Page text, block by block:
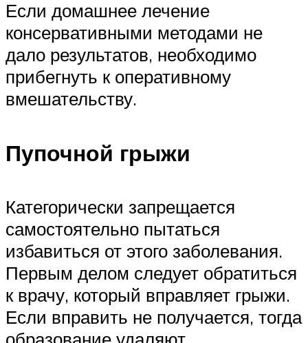
Если домашнее лечение
консервативными методами не
дало результатов, необходимо
прибегнуть к оперативному
вмешательству.
Пупочной грыжи
Категорически запрещается
самостоятельно пытаться
избавиться от этого заболевания.
Первым делом следует обратиться
к врачу, который вправляет грыжи.
Если вправить не получается, тогда